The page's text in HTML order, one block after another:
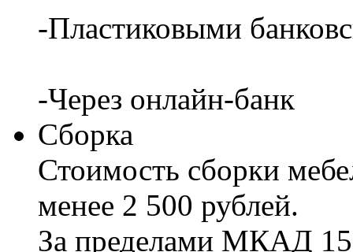
-Пластиковыми
-Через онлайн-банк
Сборка
Стоимость сборки
менее 2 500 рублей.
За пределами МКАД